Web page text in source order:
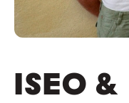
ISEO &